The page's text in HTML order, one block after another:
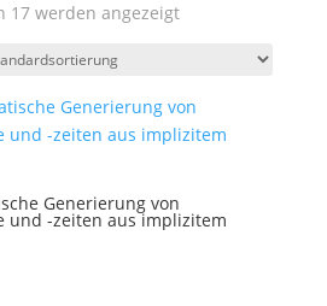
17 werden angezeigt
Generierung von
und -zeiten aus implizitem